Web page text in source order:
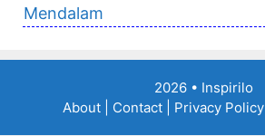
Mendalam
2026 • Inspirilo
About
Contact Privacy Policy